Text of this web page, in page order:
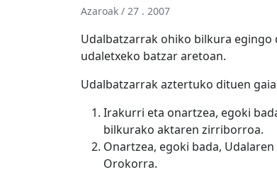
Azaroak / 27 . 2007
Udalbatzarrak ohiko bilkura egingo
udaletxeko batzar aretoan.
Udalbatzarrak aztertuko dituen
Irakurri eta onartzea, egoki
bilkurako aktaren zirriborroa.
Onartzea, egoki bada,
Orokorra.